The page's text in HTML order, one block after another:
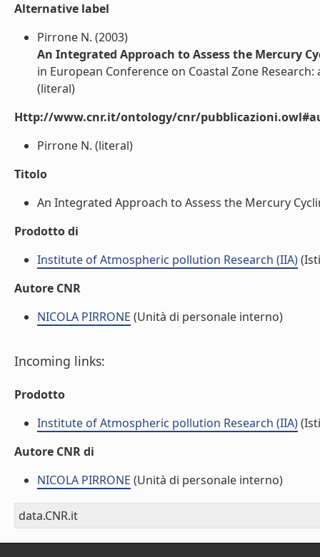
Alternative label
Pirrone N. (2003)
An Integrated Approach to Assess the Mercury
in European Conference on Coastal Zone Research:
(literal)
Http://www.cnr.it/ontology/cnr/
Pirrone N. (literal)
Titolo
An Integrated Approach to Assess the Mercury
Prodotto di
Institute of Atmospheric pollution Research (IIA)
Autore CNR
NICOLA PIRRONE (Unità di personale interno)
Incoming links:
Prodotto
Institute of Atmospheric pollution Research (IIA)
Autore CNR di
NICOLA PIRRONE (Unità di personale interno)
data.CNR.it